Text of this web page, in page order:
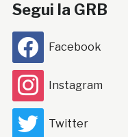
Segui la GRB
Facebook
Instagram
Twitter